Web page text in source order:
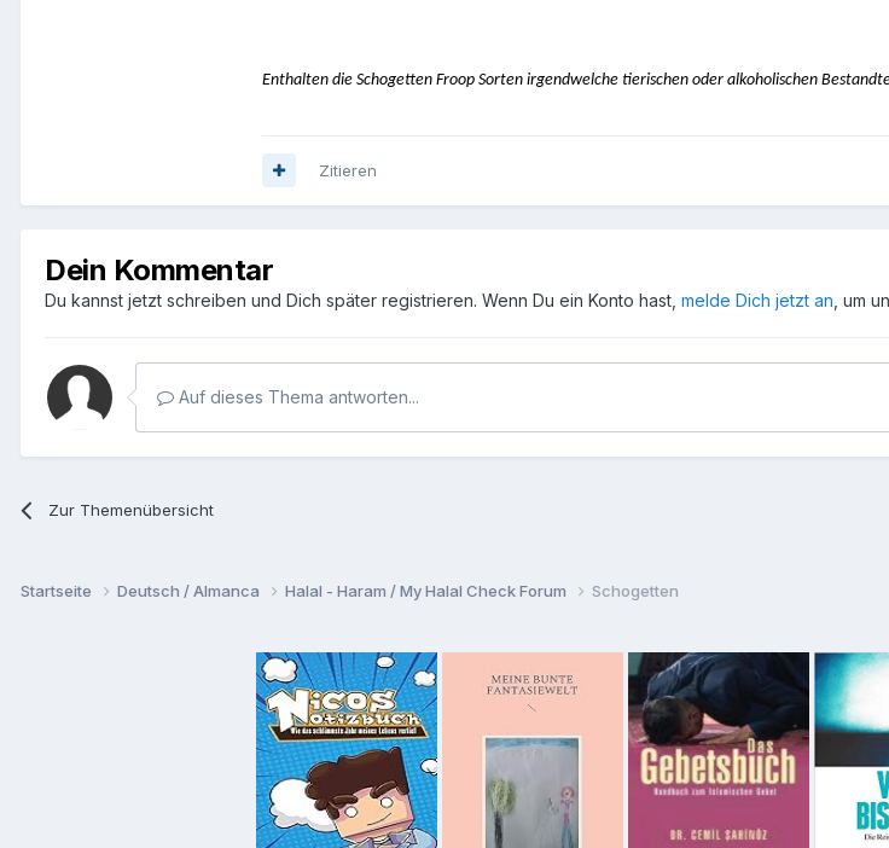
Enthalten die Schogetten Froop Sorten irgendwelche tierischen oder alkoholischen
Zitieren
Dein Kommentar
Du kannst jetzt schreiben und Dich später registrieren. Wenn Du ein Konto hast, melde Dich jetzt an , um
Auf dieses Thema antworten...
Zur Themenübersicht
Startseite Deutsch / Almanca Halal - Haram / My Halal Check Forum Schogetten